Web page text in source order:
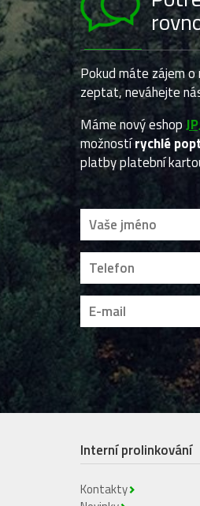
Pokud máte zájem
zeptat, neváhejte
Máme nový eshop
možnostírychlé
platby platební
Interní prolinkování
Kontakty